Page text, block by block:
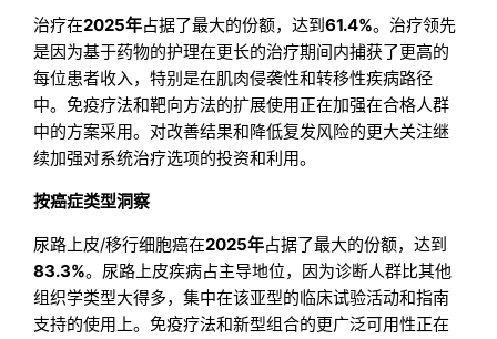
治疗在2025年占据了最大的份额，达到61.4%。治疗领先
是因为基于药物的护理在更长的治疗期间内捕获了更高的
每位患者收入，特别是在肌肉侵袭性和转移性疾病路径
中。免疫疗法和靶向方法的扩展使用正在加强在合格人群
中的方案采用。对改善结果和降低复发风险的更大关注继
续加强对系统治疗选项的投资和利用。
按癌症类型洞察
尿路上皮/移行细胞癌在2025年占据了最大的份额，达到
83.3%。尿路上皮疾病占主导地位，因为诊断人群比其他
组织学类型大得多，集中在该亚型的临床试验活动和指南
支持的使用上。免疫疗法和新型组合的更广泛可用性正在